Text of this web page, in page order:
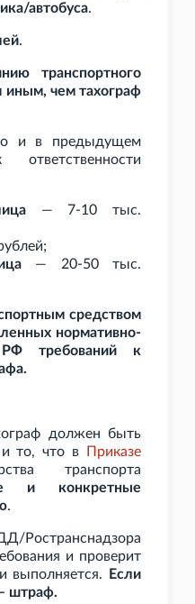
автобуса.
.
транспортного
иным, чем тахограф
и в предыдущем
— 7-10
тыс.
— 20-50
тыс.
средством
нормативно-
требований к
должен быть
то, что в
Приказе
транспорта
и конкретные
.
и проверит
выполняется.
Если
штраф.